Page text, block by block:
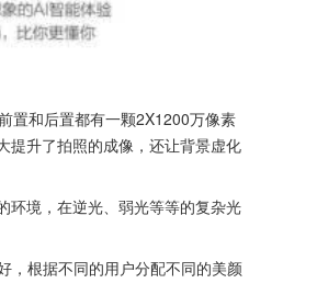
置和后置都有一颗2X1200万像素
提升了拍照的成像，还让背景虚化
环境，在逆光、弱光等等的复杂光
，根据不同的用户分配不同的美颜